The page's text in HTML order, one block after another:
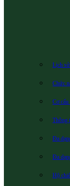
Lịch
Chức
Cơ
Thông
Đa
Đa
Hộ